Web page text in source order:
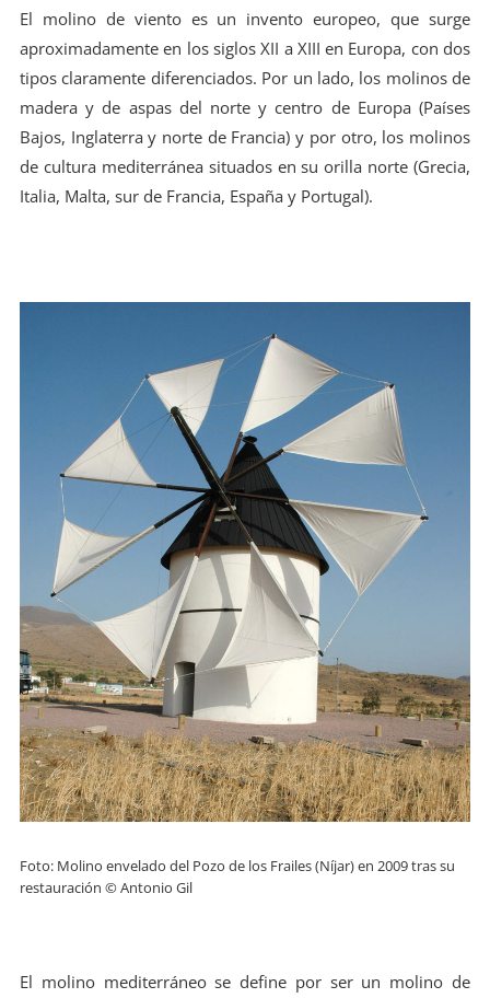
El molino de viento es un invento europeo, que surge
aproximadamente en los siglos XII a XIII en Europa, con dos
tipos claramente diferenciados. Por un lado, los molinos de
madera y de aspas del norte y centro de Europa (Países
Bajos, Inglaterra y norte de Francia) y por otro, los molinos
de cultura mediterránea situados en su orilla norte (Grecia,
Italia, Malta, sur de Francia, España y Portugal).
Foto: Molino envelado del Pozo de los Frailes (Níjar) en 2009 tras su
restauración © Antonio Gil
El molino mediterráneo se define por ser un molino de